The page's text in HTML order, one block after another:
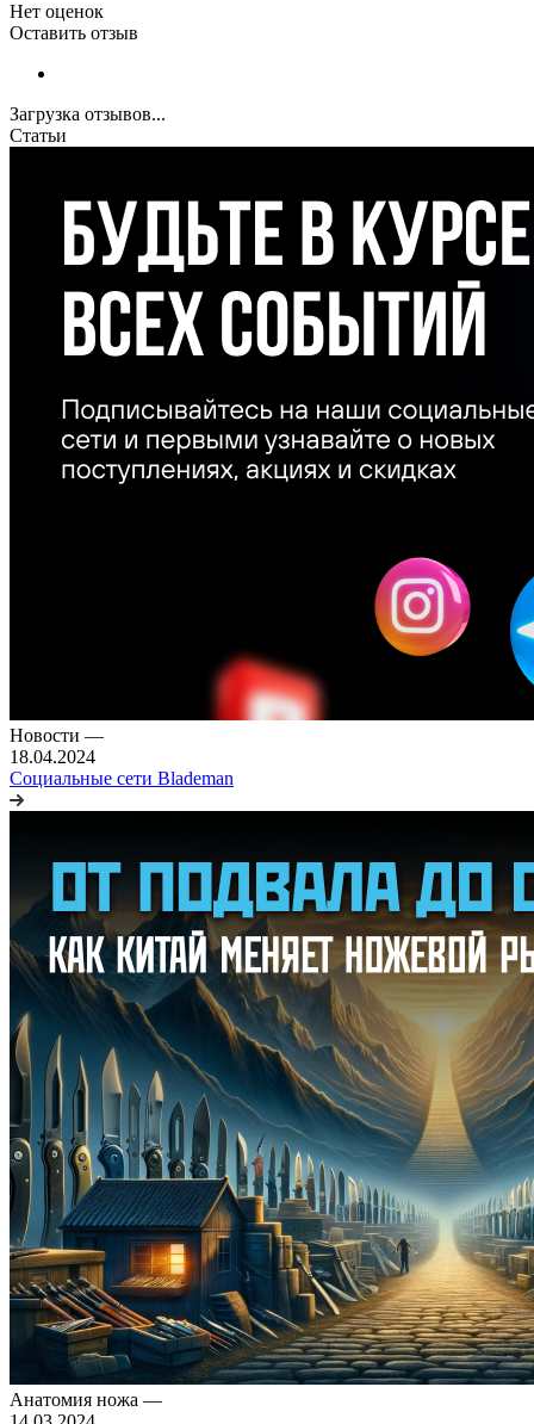
Нет оценок
Оставить отзыв
Загрузка отзывов...
Статьи
Новости —
18.04.2024
Социальные сети Blademan
Анатомия ножа —